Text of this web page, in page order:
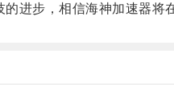
步，相信海神加速器将在